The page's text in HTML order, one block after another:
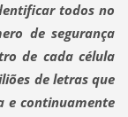
todos no
de segurança
de cada célula
de letras que
e continuamente